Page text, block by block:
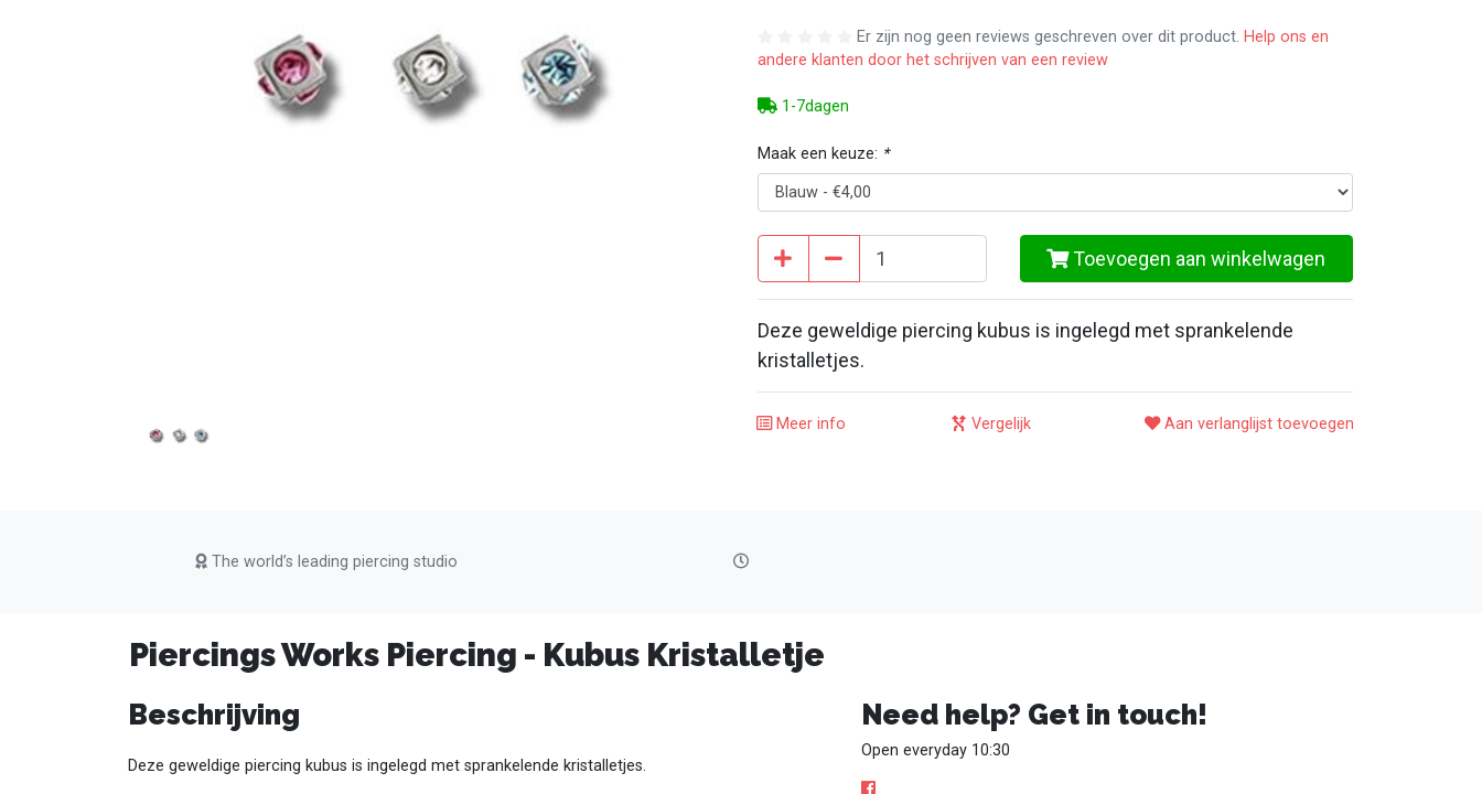
Er zijn nog geen reviews geschreven over dit product. Help ons en
andere klanten door het schrijven van een review
1-7dagen
Maak een keuze: *
Toevoegen aan winkelwagen
Deze geweldige piercing kubus is ingelegd met sprankelende
kristalletjes.
Meer info Vergelijk Aan verlanglijst toevoegen
The world’s leading piercing studio
Piercings Works Piercing - Kubus Kristalletje
Beschrijving
Deze geweldige piercing kubus is ingelegd met sprankelende kristalletjes.
Need help? Get in touch!
Open everyday 10:30